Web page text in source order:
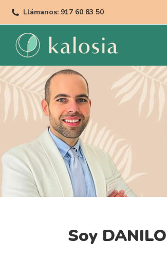
Llámanos: 917 60 83 50
Soy DANILO